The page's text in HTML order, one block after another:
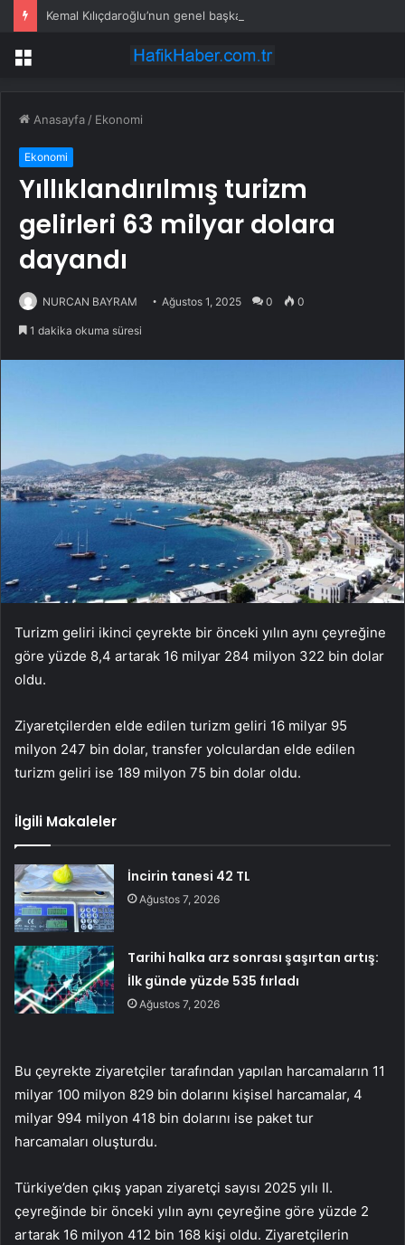
Menü
Anasayfa / Ekonomi
Ekonomi
Yıllıklandırılmış turizm
gelirleri 63 milyar dolara
dayandı
NURCAN BAYRAM Ağustos 1, 2025 0 0
1 dakika okuma süresi
Turizm geliri ikinci çeyrekte bir önceki yılın aynı çeyreğine
göre yüzde 8,4 artarak 16 milyar 284 milyon 322 bin dolar
oldu.
Ziyaretçilerden elde edilen turizm geliri 16 milyar 95
milyon 247 bin dolar, transfer yolculardan elde edilen
turizm geliri ise 189 milyon 75 bin dolar oldu.
İlgili Makaleler
İncirin tanesi 42 TL
Ağustos 7, 2026
Tarihi halka arz sonrası şaşırtan artış:
İlk günde yüzde 535 fırladı
Ağustos 7, 2026
Bu çeyrekte ziyaretçiler tarafından yapılan harcamaların 11
milyar 100 milyon 829 bin dolarını kişisel harcamalar, 4
milyar 994 milyon 418 bin dolarını ise paket tur
harcamaları oluşturdu.
Türkiye’den çıkış yapan ziyaretçi sayısı 2025 yılı II.
çeyreğinde bir önceki yılın aynı çeyreğine göre yüzde 2
artarak 16 milyon 412 bin 168 kişi oldu. Ziyaretçilerin